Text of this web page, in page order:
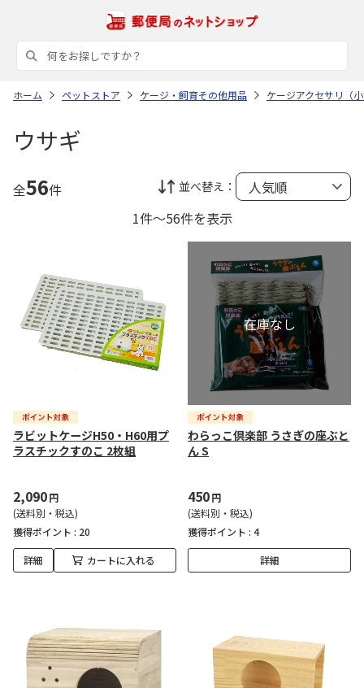
ホーム ペットストア ケージ・飼育その他用品 ケージアクセサリ（
ウサギ
全56件 並べ替え：
1件～56件を表示
ラビットケージH50・H60用プ
ラスチックすのこ 2枚組
2,090円
(送料別・税込)
獲得ポイント : 20
詳細 カートに入れる
わらっこ倶楽部 うさぎの座ぶと
ん S
450円
(送料別・税込)
獲得ポイント : 4
詳細